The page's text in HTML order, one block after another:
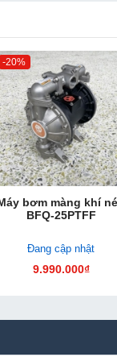
-20%
bơm màng khí
BFQ-25PTFF
Đang cập nhật
9.990.000₫